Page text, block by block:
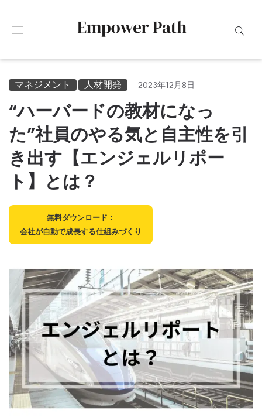
マネジメント 人材開発 2023年12月8日
“ハーバードの教材になっ
た”社員のやる気と自主性を引
き出す【エンジェルリポー
ト】とは？
無料ダウンロード：
会社が自動で成長する仕組みづくり